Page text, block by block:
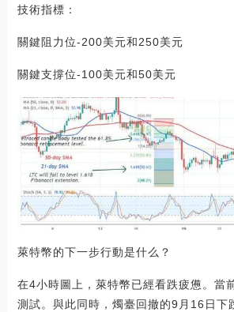
技術指標：
關鍵阻力位-200美元和250美元
關鍵支撐位-100美元和50美元
萊特幣的下一步行動是什么？
在4小時圖上，萊特幣已經看跌疲憊。當
測試。與此同時，燭臺回撤的9月16日下